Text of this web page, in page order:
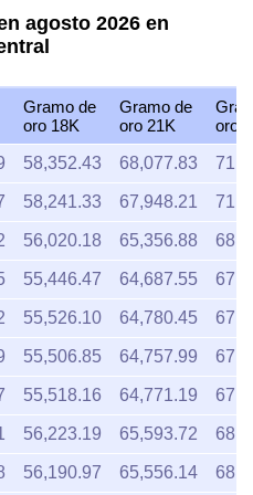
agosto 2026 en
Gramo de
oro 18K
Gramo de
oro 21K
oro
58,352.43 68,077.83
58,241.33 67,948.21
56,020.18 65,356.88
55,446.47 64,687.55
55,526.10 64,780.45
55,506.85 64,757.99
55,518.16 64,771.19
56,223.19 65,593.72
56,190.97 65,556.14